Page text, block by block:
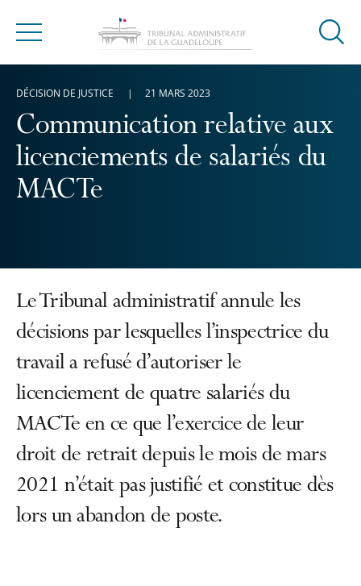
Menu
Ouvrir
Communication relative aux
licenciements de salariés du
MACTe
DÉCISION DE JUSTICE 21 MARS 2023
Le Tribunal administratif annule les
décisions par lesquelles l’inspectrice du
travail a refusé d’autoriser le
licenciement de quatre salariés du
MACTe en ce que l’exercice de leur
droit de retrait depuis le mois de mars
2021 n’était pas justifié et constitue dès
lors un abandon de poste.